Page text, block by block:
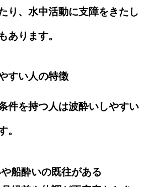
り、水中活動に支障をきたし
あります。
すい人の特徴
件を持つ人は波酔いしやすい
。
船酔いの既往がある